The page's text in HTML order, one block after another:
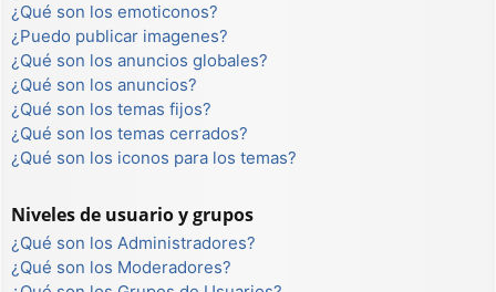
¿Qué son los emoticonos?
¿Puedo publicar imagenes?
¿Qué son los anuncios globales?
¿Qué son los anuncios?
¿Qué son los temas fijos?
¿Qué son los temas cerrados?
¿Qué son los iconos para los temas?
Niveles de usuario y grupos
¿Qué son los Administradores?
¿Qué son los Moderadores?